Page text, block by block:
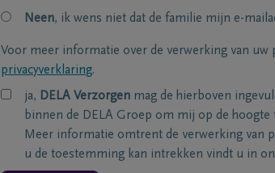
Neen, ik wens niet dat de familie mijn e-
Voor meer informatie over de verwerking van uw
privacyverklaring.
ja, DELA Verzorgen mag de hierboven
binnen de DELA Groep om mij op de
Meer informatie omtrent de verwerking van
u de toestemming kan intrekken vindt u in